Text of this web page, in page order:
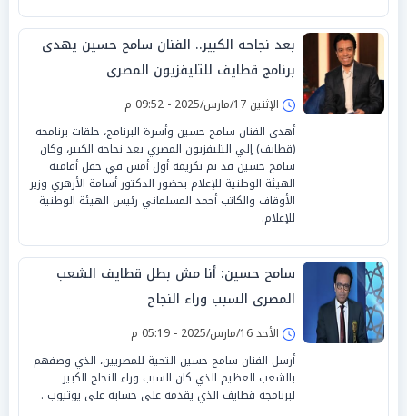
بعد نجاحه الكبير.. الفنان سامح حسين يهدى
برنامج قطايف للتليفزيون المصرى
الإثنين 17/مارس/2025 - 09:52 م
أهدى الفنان سامح حسين وأسرة البرنامج، حلقات برنامجه
(قطايف) إلي التليفزيون المصري بعد نجاحه الكبير، وكان
سامح حسين قد تم تكريمه أول أمس في حفل أقامته
الهيئة الوطنية للإعلام بحضور الدكتور أسامة الأزهري وزير
الأوقاف والكاتب أحمد المسلماني رئيس الهيئة الوطنية
للإعلام.
سامح حسين: أنا مش بطل قطايف الشعب
المصرى السبب وراء النجاح
الأحد 16/مارس/2025 - 05:19 م
أرسل الفنان سامح حسين التحية للمصريين، الذي وصفهم
بالشعب العظيم الذي كان السبب وراء النجاح الكبير
لبرنامجه قطايف الذي يقدمه على حسابه على يوتيوب .